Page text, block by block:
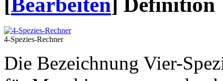
4-Spezies-Rechner
Die Bezeichnung Vier-